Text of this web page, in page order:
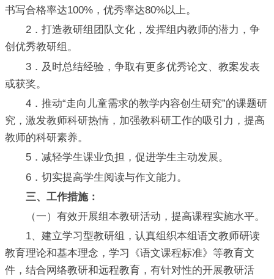
书写合格率达100%，优秀率达80%以上。
2．打造教研组团队文化，发挥组内教师的潜力，争
创优秀教研组。
3．及时总结经验，争取有更多优秀论文、教案发表
或获奖。
4．推动“走向儿童需求的教学内容创生研究”的课题研
究，激发教师科研热情，加强教科研工作的吸引力，提高
教师的科研素养。
5．减轻学生课业负担，促进学生主动发展。
6．切实提高学生阅读与作文能力。
三、工作措施：
（一）有效开展组本教研活动，提高课程实施水平。
1、建立学习型教研组，认真组织本组语文教师研读
教育理论和基本理念，学习《语文课程标准》等教育文
件，结合网络教研和远程教育，有针对性的开展教研活